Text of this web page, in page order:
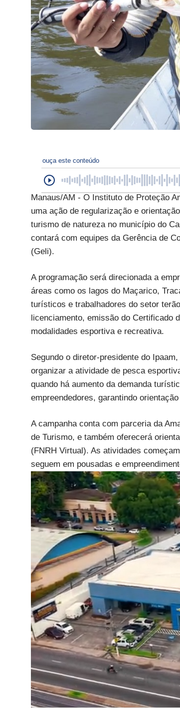
ouça este conteúdo
Manaus/AM - O Instituto de Proteção
uma ação de regularização e
turismo de natureza no município do
contará com equipes da Gerência de
(Geli).
A programação será direcionada a
áreas como os lagos do Maçarico,
turísticos e trabalhadores do setor
licenciamento, emissão do Certificado
modalidades esportiva e recreativa.
Segundo o diretor-presidente do
organizar a atividade de pesca
quando há aumento da demanda
empreendedores, garantindo
A campanha conta com parceria da
de Turismo, e também oferecerá
(FNRH Virtual). As atividades
seguem em pousadas e